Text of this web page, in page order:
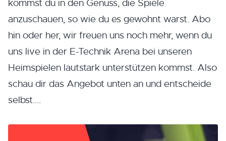
kommst du in den Genuss, die Spiele
anzuschauen, so wie du es gewohnt warst. Abo
hin oder her, wir freuen uns noch mehr, wenn du
uns live in der E-Technik Arena bei unseren
Heimspielen lautstark unterstützen kommst. Also
schau dir das Angebot unten an und entscheide
selbst....